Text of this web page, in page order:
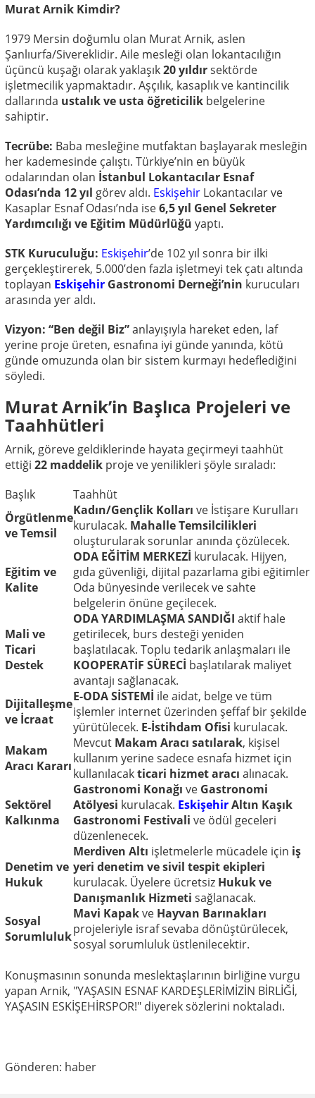
Murat Arnik Kimdir?
1979 Mersin doğumlu olan Murat Arnik, aslen
Şanlıurfa/Sivereklidir. Aile mesleği olan lokantacılığın
üçüncü kuşağı olarak yaklaşık20 yıldırsektörde
işletmecilik yapmaktadır. Aşçılık, kasaplık ve kantincilik
dallarında ustalık ve usta öğreticilik belgelerine
sahiptir.
Tecrübe: Baba mesleğine mutfaktan başlayarak mesleğin
her kademesinde çalıştı. Türkiye’nin en büyük
odalarından olan İstanbul Lokantacılar Esnaf
Odası’nda 12 yıl görev aldı. Eskişehir Lokantacılar ve
Kasaplar Esnaf Odası’nda ise6,5 yıl Genel Sekreter
Yardımcılığı ve Eğitim Müdürlüğü yaptı.
STK Kuruculuğu: Eskişehir’de 102 yıl sonra bir ilki
gerçekleştirerek, 5.000’den fazla işletmeyi tek çatı altında
toplayan Eskişehir Gastronomi Derneği’nin kurucuları
arasında yer aldı.
Vizyon: “Ben değil Biz”anlayışıyla hareket eden, laf
yerine proje üreten, esnafına iyi günde yanında, kötü
günde omuzunda olan bir sistem kurmayı hedeflediğini
söyledi.
Murat Arnik’in Başlıca Projeleri ve
Taahhütleri
Arnik, göreve geldiklerinde hayata geçirmeyi taahhüt
ettiği 22 maddelik proje ve yenilikleri şöyle sıraladı:
Başlık
Taahhüt
Örgütlenme
ve Temsil
Kadın/Gençlik Kolları ve İstişare Kurulları
kurulacak. Mahalle Temsilcilikleri
oluşturularak sorunlar anında çözülecek.
Eğitim ve
Kalite
ODA EĞİTİM MERKEZİ kurulacak. Hijyen,
gıda güvenliği, dijital pazarlama gibi eğitimler
Oda bünyesinde verilecek ve sahte
belgelerin önüne geçilecek.
Mali ve
Ticari
Destek
ODA YARDIMLAŞMA SANDIĞI aktif hale
getirilecek, burs desteği yeniden
başlatılacak. Toplu tedarik anlaşmaları ile
KOOPERATİF SÜRECİ başlatılarak maliyet
avantajı sağlanacak.
Dijitalleşme
ve İcraat
E-ODA SİSTEMİ ile aidat, belge ve tüm
işlemler internet üzerinden şeffaf bir şekilde
yürütülecek. E-İstihdam Ofisi kurulacak.
Makam
Aracı Kararı
Mevcut Makam Aracı satılarak, kişisel
kullanım yerine sadece esnafa hizmet için
kullanılacakticari hizmet aracı alınacak.
Sektörel
Kalkınma
Gastronomi Konağı ve Gastronomi
Atölyesi kurulacak. EskişehirAltın Kaşık
Gastronomi Festivali ve ödül geceleri
düzenlenecek.
Denetim ve
Hukuk
Merdiven Altı işletmelerle mücadele için iş
yeri denetim ve sivil tespit ekipleri
kurulacak. Üyelere ücretsiz Hukuk ve
Danışmanlık Hizmeti sağlanacak.
Sosyal
Sorumluluk
Mavi Kapakve Hayvan Barınakları
projeleriyle israf sevaba dönüştürülecek,
sosyal sorumluluk üstlenilecektir.
Konuşmasının sonunda meslektaşlarının birliğine vurgu
yapan Arnik, "YAŞASIN ESNAF KARDEŞLERİMİZİN BİRLİĞİ,
YAŞASIN ESKİŞEHİRSPOR!" diyerek sözlerini noktaladı.
Gönderen: haber